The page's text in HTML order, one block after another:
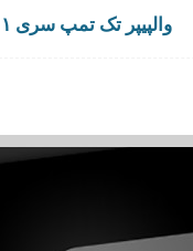
والپیپر تک تمپ سری ۱